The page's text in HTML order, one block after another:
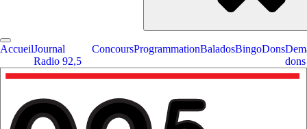
AccueilJournal
Radio 92,5
ConcoursProgrammationBaladosBingoDons
dons